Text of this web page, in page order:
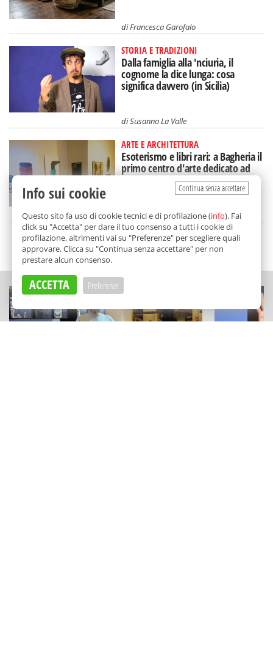
diFrancesca Garofalo
STORIA E TRADIZIONI
Dalla famiglia alla 'nciuria, il
cognome la dice lunga: cosa
significa davvero (in Sicilia)
diSusanna La Valle
ARTE E ARCHITETTURA
Esoterismo e libri rari: a Bagheria il
primo centro d'arte dedicato ad
Aleister Crowley
diRedazione
SCELTO DA BALARM
Continua senza accettare
Info sui cookie
Questo sito fa uso di cookie tecnici e di profilazione (info). Fai
click su "Accetta" per dare il tuo consenso a tutti i cookie di
profilazione, altrimenti vai su "Preferenze" per scegliere quali
approvare. Clicca su "Continua senza accettare" per non
prestare alcun consenso.
ACCETTA Preferenze